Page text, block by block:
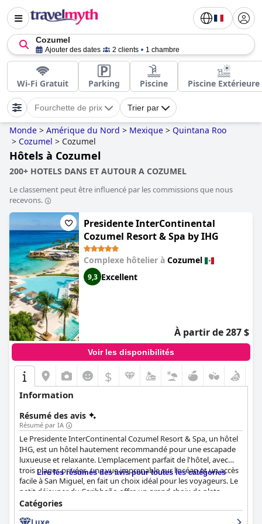
Cozumel
Ajouter des dates 2 clients 1 chambre
Wi-Fi Gratuit Parking Piscine Piscine Extérieure
Fourchette de prix Trier par
Monde > Amérique du Nord > Mexique > Quintana Roo
> Cozumel > Cozumel
Hôtels à Cozumel
200+ HOTELS DANS ET AUTOUR A COZUMEL
Le classement peut être influencé par les commissions que nous
recevons.
Presidente InterContinental
Cozumel Resort & Spa by IHG
Complexe hôtelier à Cozumel
9,3 Excellent
À partir de 287 $
Voir les disponibilités
$
Information
Résumé des avis
Résumé par IA
Le Presidente InterContinental Cozumel Resort & Spa, un hôtel
IHG, est un hôtel hautement recommandé pour une escapade
luxueuse et relaxante. L'emplacement parfait de l'hôtel, avec
trois plages privées, une vue imprenable sur l'océan et un accès
facile à San Miguel, en fait un choix idéal pour les voyageurs. Le
petit déjeuner du Caribbeño offre un grand choix de plats
délicieux dans une atmosphère fabuleuse. Les restaurants de
l'hôtel font l'objet de critiques mitigées, mais les plats, en
Lire les résumés des avis pour toutes les catégories
Catégories